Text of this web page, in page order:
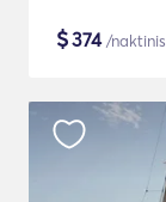
$374/naktinis